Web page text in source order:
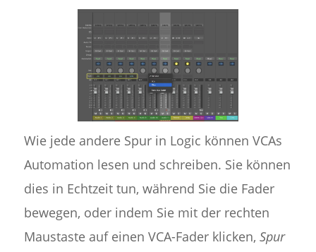
Wie jede andere Spur in Logic können VCAs
Automation lesen und schreiben. Sie können
dies in Echtzeit tun, während Sie die Fader
bewegen, oder indem Sie mit der rechten
Maustaste auf einen VCA-Fader klicken, Spur